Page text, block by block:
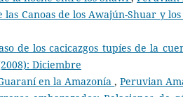
las Canoas de los Awajún-Shuar y
de los cacicazgos tupíes de la
Diciembre
en la Amazonía , Peruvian